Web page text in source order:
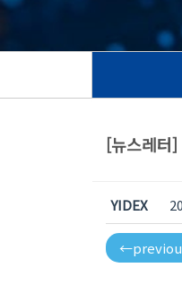
[뉴스레터
YIDEX
←